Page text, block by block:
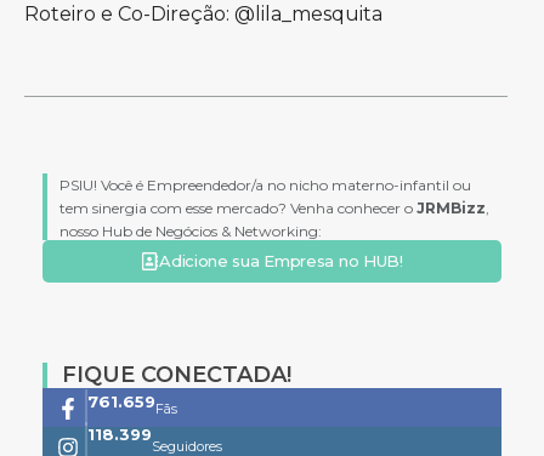
Roteiro e Co-Direção: @lila_mesquita
PSIU! Você é Empreendedor/a no nicho materno-infantil ou
tem sinergia com esse mercado? Venha conhecer o JRMBizz,
nosso Hub de Negócios & Networking:
Adicione sua Empresa no HUB!
FIQUE CONECTADA!
761.659Fãs
118.399
Seguidores